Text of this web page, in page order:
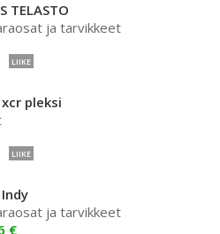
TELASTO
ja tarvikkeet
LIIKE
pleksi
LIIKE
ja tarvikkeet
€